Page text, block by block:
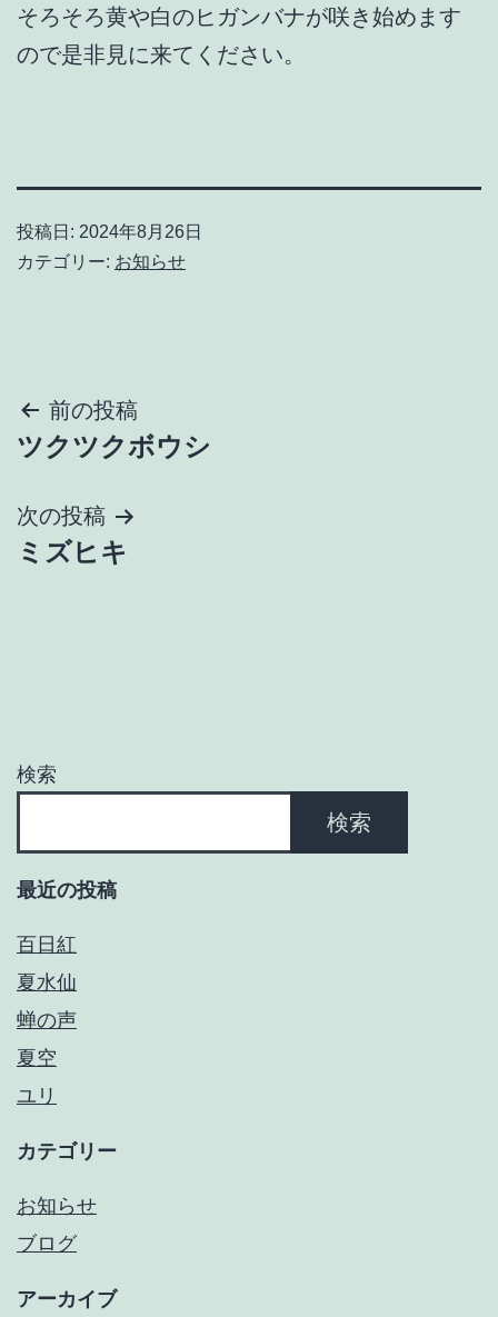
そろそろ黄や白のヒガンバナが咲き始めます
ので是非見に来てください。
投稿日: 2024年8月26日
カテゴリー: お知らせ
投
稿
ナ
ビ
ョ
前の投稿
ツクツクボウシ
次の投稿
ミズヒキ
検索
検索
最近の投稿
百日紅
夏水仙
蝉の声
夏空
ユリ
カテゴリー
お知らせ
ブログ
アーカイブ